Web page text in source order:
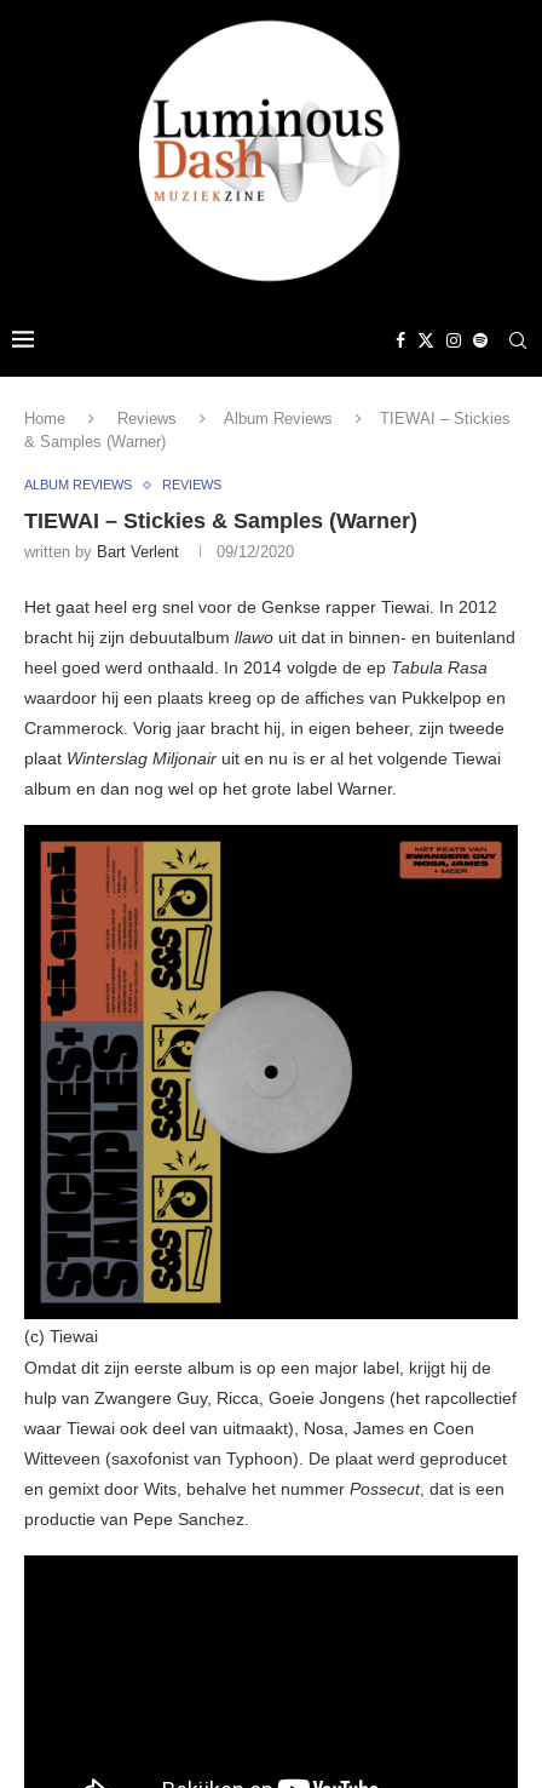
Home Reviews Album Reviews
TIEWAI – Stickies
& Samples (Warner)
ALBUM REVIEWS REVIEWS
TIEWAI – Stickies & Samples (Warner)
written by Bart Verlent 09/12/2020
Het gaat heel erg snel voor de Genkse rapper Tiewai. In 2012
bracht hij zijn debuutalbum llawo uit dat in binnen- en buitenland
heel goed werd onthaald. In 2014 volgde de ep Tabula Rasa
waardoor hij een plaats kreeg op de affiches van Pukkelpop en
Crammerock. Vorig jaar bracht hij, in eigen beheer, zijn tweede
plaat Winterslag Miljonair uit en nu is er al het volgende Tiewai
album en dan nog wel op het grote label Warner.
(c) Tiewai
Omdat dit zijn eerste album is op een major label, krijgt hij de
hulp van Zwangere Guy, Ricca, Goeie Jongens (het rapcollectief
waar Tiewai ook deel van uitmaakt), Nosa, James en Coen
Witteveen (saxofonist van Typhoon). De plaat werd geproducet
en gemixt door Wits, behalve het nummer Possecut, dat is een
productie van Pepe Sanchez.